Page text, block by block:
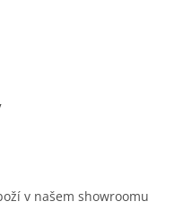
v našem showroomu